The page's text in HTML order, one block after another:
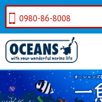
0980-86-8008